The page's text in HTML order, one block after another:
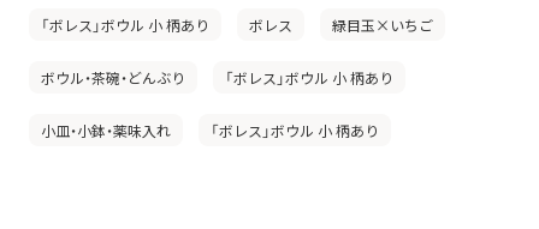
「ボレス」ボウル 小 柄あり ボレス 緑目玉×いちご
ボウル・茶碗・どんぶり 「ボレス」ボウル 小 柄あり
小皿・小鉢・薬味入れ 「ボレス」ボウル 小 柄あり